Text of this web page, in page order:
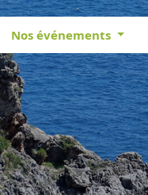
Nos événements